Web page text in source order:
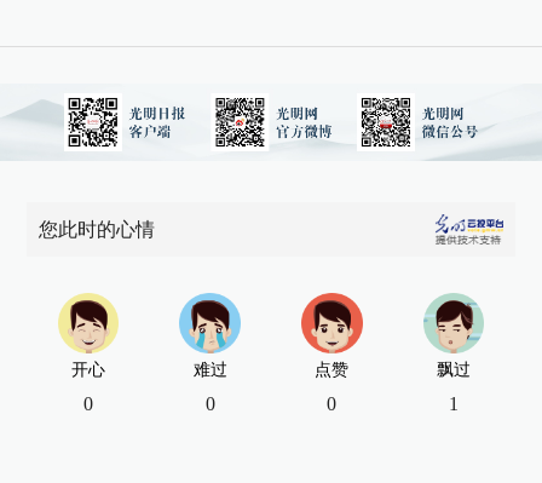
您此时的心情
开心
0
难过
0
点赞
0
飘过
1